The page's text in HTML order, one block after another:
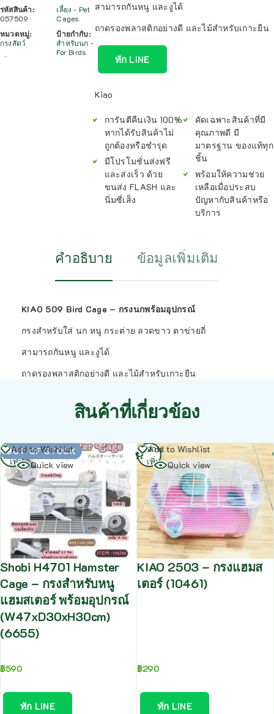
รหัสสินค้า:
057509
หมวดหมู่:
กรงสัตว์
เลี้ยง - Pet
Cages
ป้ายกำกับ:
สำหรับนก -
For Birds
สามารถกันหนู และงูได้
ถาดรองพลาสติกอย่างดี และไม้สำหรับเกาะยืน
ทัก LINE
Kiao
การันตีคืนเงิน 100%
หากได้รับสินค้าไม่
ถูกต้องหรือชำรุด
มีโปรโมชั่นส่งฟรี
และส่งเร็ว ด้วย
ขนส่ง FLASH และ
นิ่มซี่เส็ง
คัดเฉพาะสินค้าที่มี
คุณภาพดี มี
มาตรฐาน ของแท้ทุก
ชิ้น
พร้อมให้ความช่วย
เหลือเมื่อประสบ
ปัญหากับสินค้าหรือ
บริการ
คำอธิบาย ข้อมูลเพิ่มเติม
KIAO 509 Bird Cage – กรงนกพร้อมอุปกรณ์
กรงสำหรับใส่ นก หนู กระต่าย ลวดขาว ตาข่ายถี่
สามารถกันหนู และงูได้
ถาดรองพลาสติกอย่างดี และไม้สำหรับเกาะยืน
สินค้าที่เกี่ยวข้อง
OUT OF STOCK
Add to Wishlist
Quick view
Shobi H4701 Hamster
Cage – กรงสำหรับหนู
แฮมสเตอร์ พร้อมอุปกรณ์
(W47xD30xH30cm)
(6655)
฿590
ทัก LINE
อ่าน
เพิ่ม
Add to Wishlist
Quick view
KIAO 2503 – กรงแฮมส
เตอร์ (10461)
฿290
ทัก LINE
อ่าน
เพิ่ม